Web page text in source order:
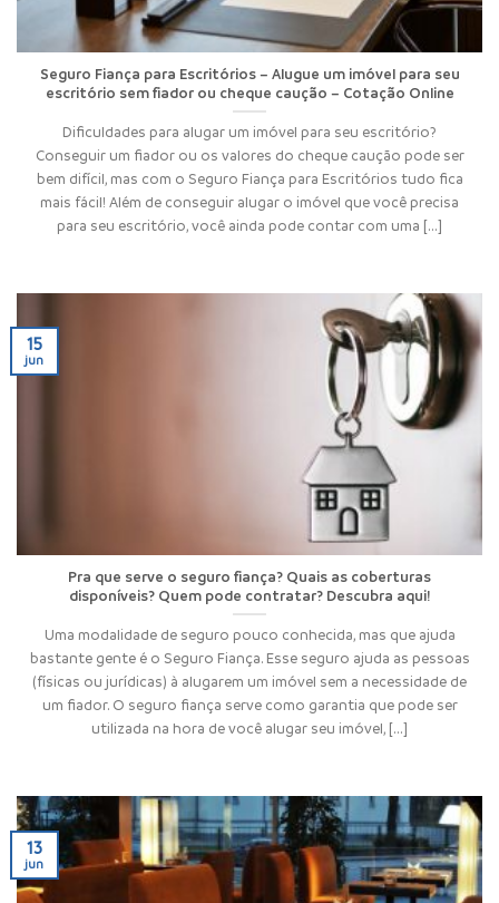
Seguro Fiança para Escritórios – Alugue um imóvel para seu
escritório sem fiador ou cheque caução – Cotação Online
Dificuldades para alugar um imóvel para seu escritório?
Conseguir um fiador ou os valores do cheque caução pode ser
bem difícil, mas com o Seguro Fiança para Escritórios tudo fica
mais fácil! Além de conseguir alugar o imóvel que você precisa
para seu escritório, você ainda pode contar com uma [...]
Pra que serve o seguro fiança? Quais as coberturas
disponíveis? Quem pode contratar? Descubra aqui!
Uma modalidade de seguro pouco conhecida, mas que ajuda
bastante gente é o Seguro Fiança. Esse seguro ajuda as pessoas
(físicas ou jurídicas) à alugarem um imóvel sem a necessidade de
um fiador. O seguro fiança serve como garantia que pode ser
utilizada na hora de você alugar seu imóvel, [...]
15
jun
13
jun